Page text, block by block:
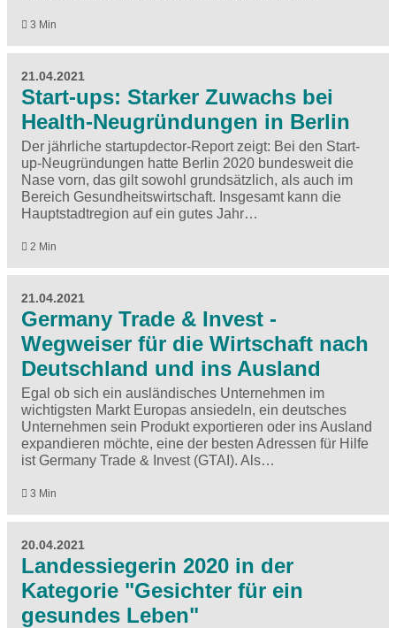
3 Min
21.04.2021
Start-ups: Starker Zuwachs bei
Health-Neugründungen in Berlin
Der jährliche startupdector-Report zeigt: Bei den Start-
up-Neugründungen hatte Berlin 2020 bundesweit die
Nase vorn, das gilt sowohl grundsätzlich, als auch im
Bereich Gesundheitswirtschaft. Insgesamt kann die
Hauptstadtregion auf ein gutes Jahr…
2 Min
21.04.2021
Germany Trade & Invest -
Wegweiser für die Wirtschaft nach
Deutschland und ins Ausland
Egal ob sich ein ausländisches Unternehmen im
wichtigsten Markt Europas ansiedeln, ein deutsches
Unternehmen sein Produkt exportieren oder ins Ausland
expandieren möchte, eine der besten Adressen für Hilfe
ist Germany Trade & Invest (GTAI). Als…
3 Min
20.04.2021
Landessiegerin 2020 in der
Kategorie "Gesichter für ein
gesundes Leben"